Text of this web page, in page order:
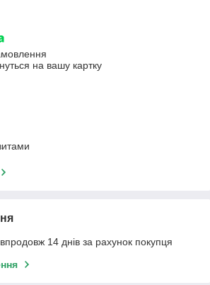
на вашу картку
14 днів за рахунок покупця